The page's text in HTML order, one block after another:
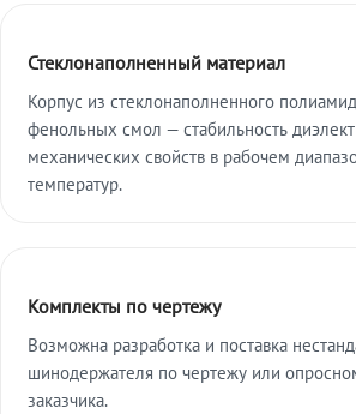
Стеклонаполненный материал
Корпус из стеклонаполненного
фенольных смол — стабильность
механических свойств в рабочем
температур.
Комплекты по чертежу
Возможна разработка и поставка
шинодержателя по чертежу или
заказчика.